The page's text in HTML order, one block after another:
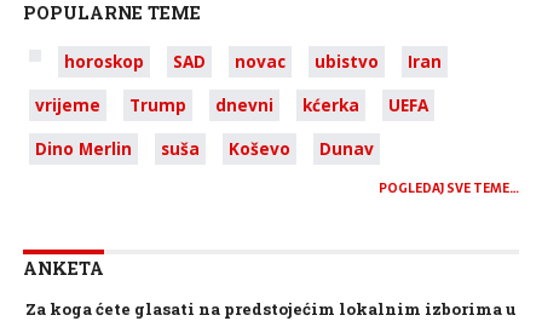
POPULARNE TEME
horoskop SAD novac ubistvo
Iran
vrijeme
Trump dnevni kćerka
UEFA
Dino Merlin
suša Koševo Dunav
POGLEDAJ SVE TEME…
ANKETA
Za koga ćete glasati na predstojećim lokalnim izborima u